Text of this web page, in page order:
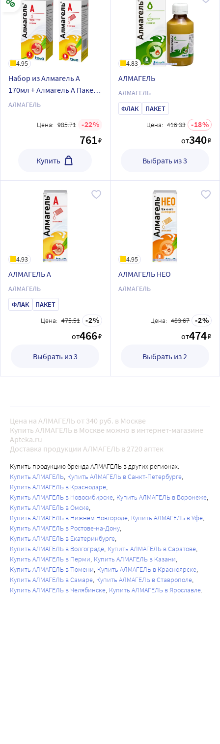
4.95
Набор из Алмагель А
170мл + Алмагель А Пакет
10шт по 10мл по
АЛМАГЕЛЬ
Цена: 985.71 22
761₽
Купить
4.83
АЛМАГЕЛЬ
АЛМАГЕЛЬ
ФЛАК
ПАКЕТ
Цена: 416.33
18
от340₽
Выбрать из 3
4.93
АЛМАГЕЛЬ А
АЛМАГЕЛЬ
ФЛАК
ПАКЕТ
Цена: 475.51
2
от466₽
Выбрать из 3
4.95
АЛМАГЕЛЬ НЕО
АЛМАГЕЛЬ
Цена: 483.67
2
от474₽
Выбрать из 2
Цена на АЛМАГЕЛЬ от 340 руб. в Москве
Купить АЛМАГЕЛЬ в Москве можно в интернет-магазине
Apteka.ru
Доставка продукции АЛМАГЕЛЬ в 2720 аптек
Купить продукцию бренда АЛМАГЕЛЬ в других регионах:
Купить АЛМАГЕЛЬ Купить АЛМАГЕЛЬ в Санкт-Петербурге
Купить АЛМАГЕЛЬ в Краснодаре
Купить АЛМАГЕЛЬ в Новосибирске Купить АЛМАГЕЛЬ в Воронеже
Купить АЛМАГЕЛЬ в Омске
Купить АЛМАГЕЛЬ в Нижнем Новгороде Купить АЛМАГЕЛЬ в Уфе
Купить АЛМАГЕЛЬ в Ростове-на-Дону
Купить АЛМАГЕЛЬ в Екатеринбурге
Купить АЛМАГЕЛЬ в Волгограде Купить АЛМАГЕЛЬ в Саратове
Купить АЛМАГЕЛЬ в Перми Купить АЛМАГЕЛЬ в Казани
Купить АЛМАГЕЛЬ в Тюмени Купить АЛМАГЕЛЬ в Красноярске
Купить АЛМАГЕЛЬ в Самаре Купить АЛМАГЕЛЬ в Ставрополе
Купить АЛМАГЕЛЬ в Челябинске Купить АЛМАГЕЛЬ в Ярославле